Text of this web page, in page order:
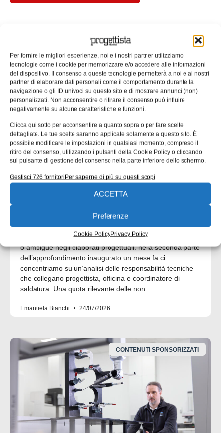
Per fornire le migliori esperienze, noi e i nostri partner utilizziamo
tecnologie come i cookie per memorizzare e/o accedere alle informazioni
del dispositivo. Il consenso a queste tecnologie permetterà a noi e ai nostri
partner di elaborare dati personali come il comportamento durante la
navigazione o gli ID univoci su questo sito e di mostrare annunci (non)
personalizzati. Non acconsentire o ritirare il consenso può influire
negativamente su alcune caratteristiche e funzioni.
Clicca qui sotto per acconsentire a quanto sopra o per fare scelte
dettagliate. Le tue scelte saranno applicate solamente a questo sito. È
possibile modificare le impostazioni in qualsiasi momento, compreso il
ritiro del consenso, utilizzando i pulsanti della Cookie Policy o cliccando
sul pulsante di gestione del consenso nella parte inferiore dello schermo.
Gestisci 726 fornitoriPer saperne di più su questi scopi
ACCETTA
Preferenze
Cookie PolicyPrivacy Policy
ARTICOLI CORRELATI
QUADERNI DI PROGETTAZIONE
progettazione ed esecuzione
Molte non conformità nascono da informazioni incomplete
o ambigue negli elaborati progettuali. nella seconda parte
dell’approfondimento inaugurato un mese fa ci
concentriamo su un’analisi delle responsabilità tecniche
che collegano progettista, officina e coordinatore di
saldatura. Una quota rilevante delle non
Emanuela Bianchi 24/07/2026
CONTENUTI SPONSORIZZATI